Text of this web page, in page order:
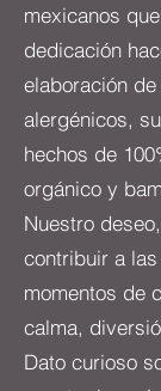
mexicanos
dedicación
elaboración
alergénicos,
hechos de
orgánico y
Nuestro
contribuir a
momentos de
calma,
Dato curioso